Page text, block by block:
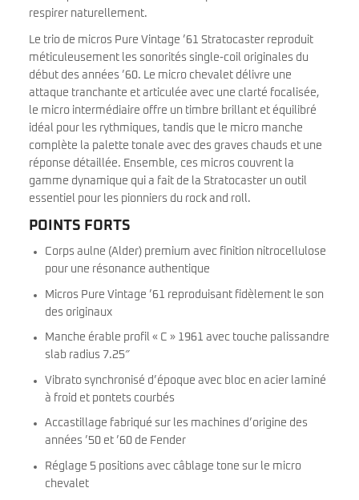
respirer naturellement.
Le trio de micros Pure Vintage ’61 Stratocaster reproduit
méticuleusement les sonorités single-coil originales du
début des années ’60. Le micro chevalet délivre une
attaque tranchante et articulée avec une clarté focalisée,
le micro intermédiaire offre un timbre brillant et équilibré
idéal pour les rythmiques, tandis que le micro manche
complète la palette tonale avec des graves chauds et une
réponse détaillée. Ensemble, ces micros couvrent la
gamme dynamique qui a fait de la Stratocaster un outil
essentiel pour les pionniers du rock and roll.
POINTS FORTS
Corps aulne (Alder) premium avec finition nitrocellulose
pour une résonance authentique
Micros Pure Vintage ’61 reproduisant fidèlement le son
des originaux
Manche érable profil « C » 1961 avec touche palissandre
slab radius 7.25″
Vibrato synchronisé d’époque avec bloc en acier laminé
à froid et pontets courbés
Accastillage fabriqué sur les machines d’origine des
années ’50 et ’60 de Fender
Réglage 5 positions avec câblage tone sur le micro
chevalet